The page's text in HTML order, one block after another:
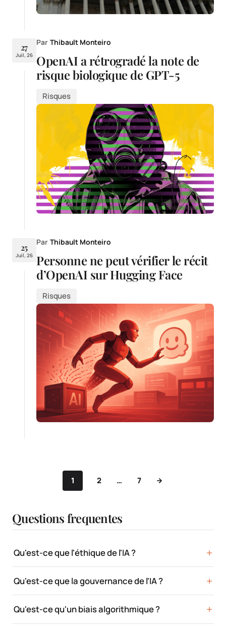
27
Juil, 26
Par Thibault Monteiro
OpenAI a rétrogradé la note de
risque biologique de GPT-5
Risques
25
Juil, 26
Par Thibault Monteiro
Personne ne peut vérifier le récit
d’OpenAI sur Hugging Face
Risques
1 2 … 7
Questions frequentes
Qu'est-ce que l'éthique de l'IA ?
Qu'est-ce que la gouvernance de l'IA ?
Qu'est-ce qu'un biais algorithmique ?